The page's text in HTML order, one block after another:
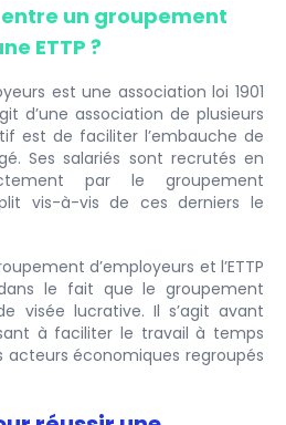
un groupement
ETTP ?
est une association loi 1901
d’une association de plusieurs
est de faciliter l’embauche de
Ses salariés sont recrutés en
par le groupement
vis-à-vis de ces derniers le
d’employeurs et l’ETTP
le fait que le groupement
visée lucrative. Il s’agit avant
à faciliter le travail à temps
économiques regroupés